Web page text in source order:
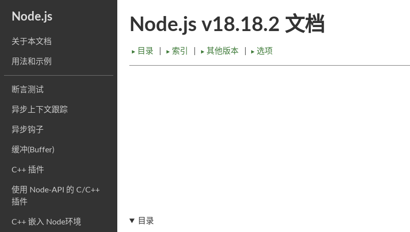
Node.js
关于本文档
用法和示例
断言测试
异步上下文跟踪
异步钩子
缓冲(Buffer)
C++ 插件
使用 Node-API 的 C/C++
插件
C++ 嵌入 Node环境
Node.js v18.18.2 文档
► 目录 ►索引 ►其他版本 ► 选项
目录